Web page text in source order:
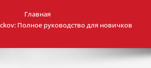
Главная
Полное руководство для новичков